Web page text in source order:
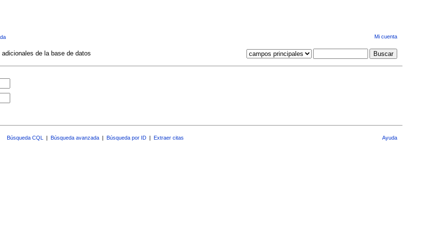
Mi cuenta
de la base de datos
Búsqueda CQL | Búsqueda avanzada | Búsqueda por ID | Extraer citas Ayuda